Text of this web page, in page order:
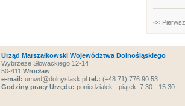
<<
Urząd Marszałkowski Województwa Dolnośląskiego
Wybrzeże Słowackiego 12-14
50-411 Wrocław
e-mail: umwd@dolnyslask.pl tel.: (+48 71) 776 90 53
Godziny pracy Urzędu: poniedziałek - piątek: 7.30 - 15.30